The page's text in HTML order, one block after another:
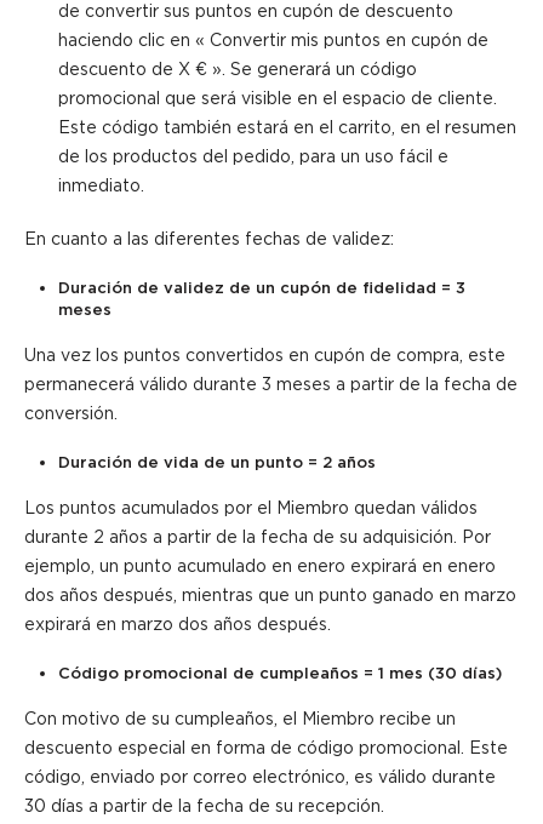
de convertir sus puntos en cupón de descuento
haciendo clic en « Convertir mis puntos en cupón de
descuento de X € ». Se generará un código
promocional que será visible en el espacio de cliente.
Este código también estará en el carrito, en el resumen
de los productos del pedido, para un uso fácil e
inmediato.
En cuanto a las diferentes fechas de validez:
Duración de validez de un cupón de fidelidad = 3
meses
Una vez los puntos convertidos en cupón de compra, este
permanecerá válido durante 3 meses a partir de la fecha de
conversión.
Duración de vida de un punto = 2 años
Los puntos acumulados por el Miembro quedan válidos
durante 2 años a partir de la fecha de su adquisición. Por
ejemplo, un punto acumulado en enero expirará en enero
dos años después, mientras que un punto ganado en marzo
expirará en marzo dos años después.
Código promocional de cumpleaños = 1 mes (30 días)
Con motivo de su cumpleaños, el Miembro recibe un
descuento especial en forma de código promocional. Este
código, enviado por correo electrónico, es válido durante
30 días a partir de la fecha de su recepción.